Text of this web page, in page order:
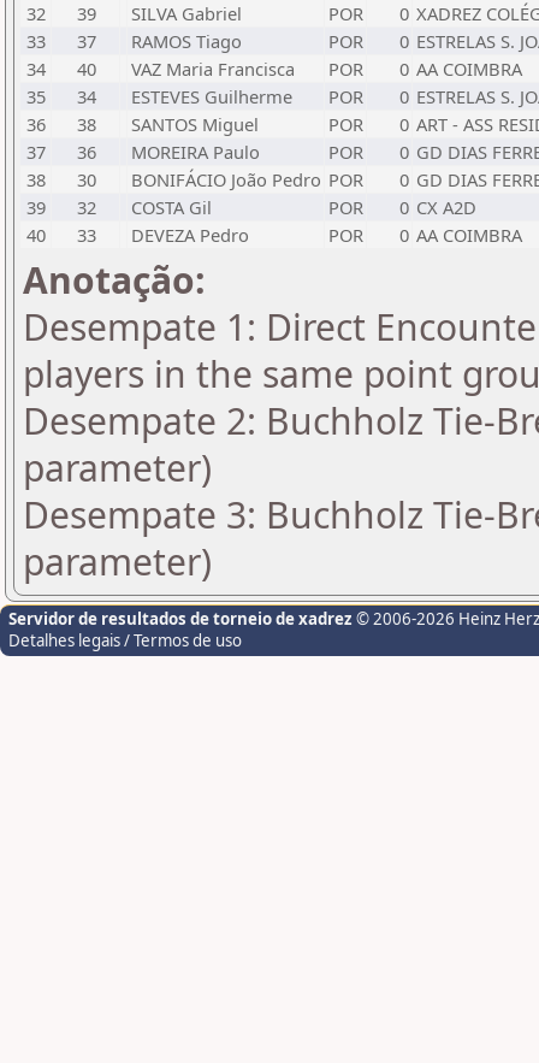
32
39 SILVA Gabriel POR 0 XADREZ
33
37 RAMOS Tiago POR 0 ESTRELAS S.
34
40 VAZ Maria Francisca POR 0 AA COIMBRA
35
34 ESTEVES Guilherme POR 0 ESTRELAS S.
36
38 SANTOS Miguel POR 0 ART - ASS
37
36 MOREIRA Paulo POR 0 GD DIAS
38
30 BONIFÁCIO João Pedro POR 0 GD DIAS
39
32 COSTA Gil POR 0 CX A2D
40
33 DEVEZA Pedro POR 0 AA COIMBRA
Anotação:
Desempate 1: Direct
players in the same point
Desempate 2: Buchholz Tie-
parameter)
Desempate 3: Buchholz Tie-
parameter)
Servidor de resultados de torneio de xadrez © 2006-2026 Heinz
Detalhes legais / Termos de uso